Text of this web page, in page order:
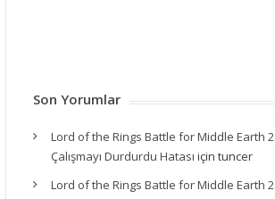
Son Yorumlar
Lord of the Rings Battle for Middle Earth 2
Çalışmayı Durdurdu Hatası için tuncer
Lord of the Rings Battle for Middle Earth 2